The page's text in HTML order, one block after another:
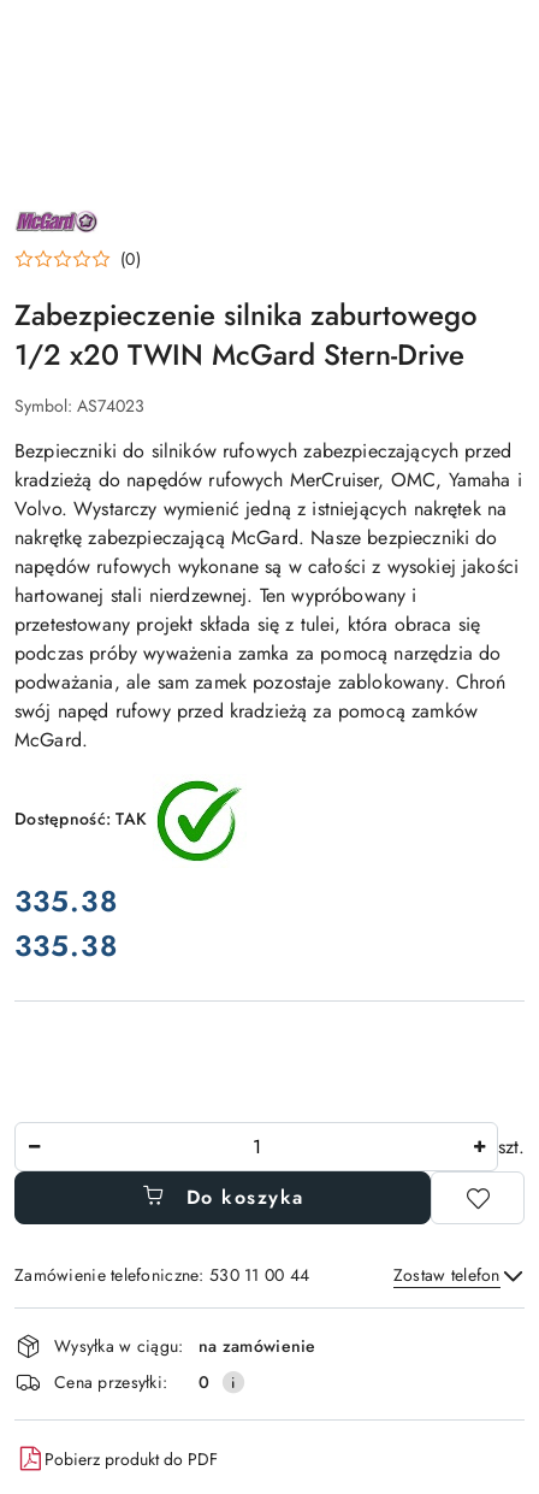
NAZWA
PRODUCENTA:
MCGARD (0)
Zabezpieczenie silnika zaburtowego
1/2 x20 TWIN McGard Stern-Drive
Symbol: AS74023
Bezpieczniki do silników rufowych zabezpieczających przed
kradzieżą do napędów rufowych MerCruiser, OMC, Yamaha i
Volvo. Wystarczy wymienić jedną z istniejących nakrętek na
nakrętkę zabezpieczającą McGard. Nasze bezpieczniki do
napędów rufowych wykonane są w całości z wysokiej jakości
hartowanej stali nierdzewnej. Ten wypróbowany i
przetestowany projekt składa się z tulei, która obraca się
podczas próby wyważenia zamka za pomocą narzędzia do
podważania, ale sam zamek pozostaje zablokowany. Chroń
swój napęd rufowy przed kradzieżą za pomocą zamków
McGard.
Dostępność:TAK
cena:
335.38
Cena:
335.38
szt.
Do koszyka
Zamówienie telefoniczne: 530 11 00 44 Zostaw telefon
Wyślij
Dostępność
i
dostawa
Wysyłka w ciągu:
na zamówienie
Cena przesyłki:
0
Pobierz produkt do PDF